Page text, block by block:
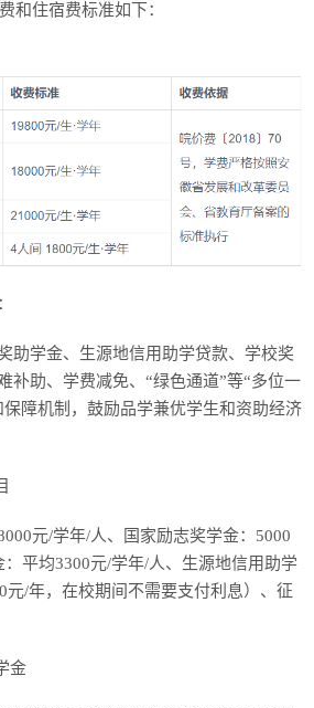
住宿费标准如下：
学金、生源地信用助学贷款、学校奖
补助、学费减免、“绿色通道”等“多位一
障机制，鼓励品学兼优学生和资助经济
元/学年/人、国家励志奖学金：5000
平均3300元/学年/人、生源地信用助学
元/年，在校期间不需要支付利息）、征
金